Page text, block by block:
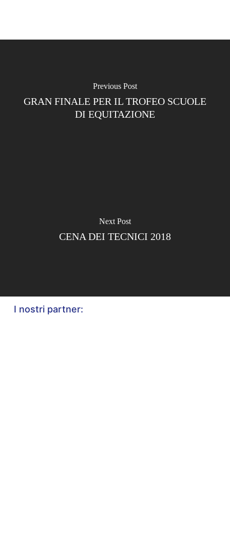
Previous Post
GRAN FINALE PER IL TROFEO SCUOLE
DI EQUITAZIONE
Next Post
CENA DEI TECNICI 2018
I nostri partner: